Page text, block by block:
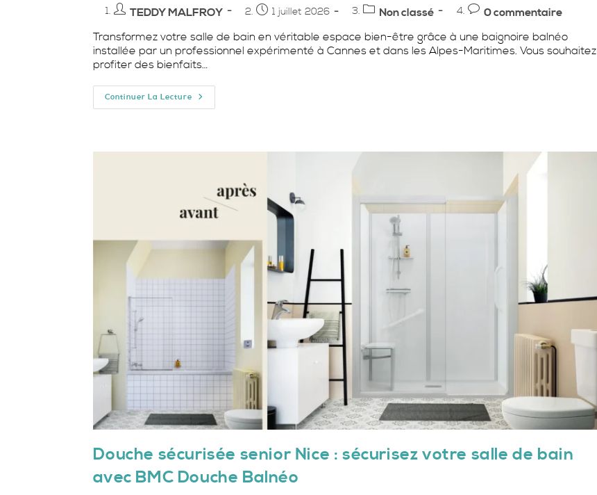
Massage
Auteur/autrice
la
publication :
TEDDY MALFROY
Publication
1 juillet 2026
PostNon classé
Commentaires
la
publication :
0 commentaire
Transformez votre salle de bain en véritable espace bien-être grâce à une baignoire balnéo
installée par un professionnel expérimenté à Cannes et dans les Alpes-Maritimes. Vous souhaitez
profiter des bienfaits…
Continuer La Lecture Pose
Baignoire
Professionnelle
Douche
Balnéo
Douche sécurisée senior Nice : sécurisez votre salle de bain
avec BMC Douche Balnéo